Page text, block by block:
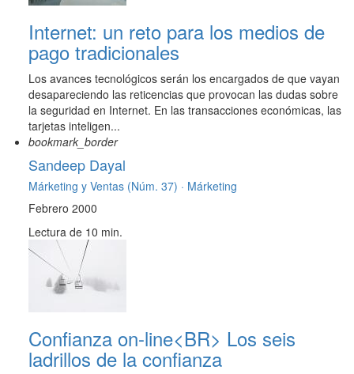
Internet: un reto para los medios de
pago tradicionales
Los avances tecnológicos serán los encargados de que vayan
desapareciendo las reticencias que provocan las dudas sobre
la seguridad en Internet. En las transacciones económicas, las
tarjetas inteligen...
bookmark_border
Sandeep Dayal
Márketing y Ventas (Núm. 37) · Márketing
Febrero 2000
Lectura de 10 min.
Confianza on-line<BR> Los seis
ladrillos de la confianza